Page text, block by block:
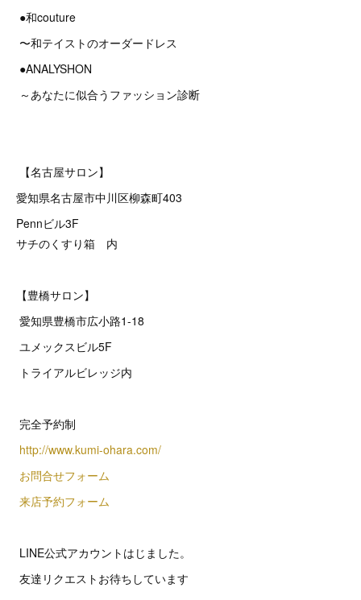
●和couture
〜和テイストのオーダードレス
●ANALYSHON
～あなたに似合うファッション診断
【名古屋サロン】
愛知県名古屋市中川区柳森町403
Pennビル3F
サチのくすり箱 内
【豊橋サロン】
愛知県豊橋市広小路1-18
ユメックスビル5F
トライアルビレッジ内
完全予約制
http://www.kumi-ohara.com/
お問合せフォーム
来店予約フォーム
LINE公式アカウントはじました。
友達リクエストお待ちしています